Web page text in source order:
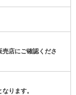
店にご確認くださ
ります。